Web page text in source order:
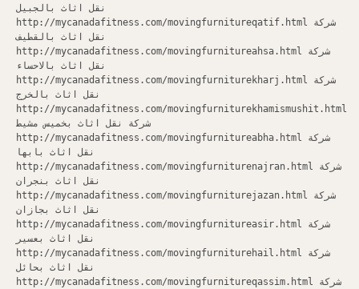
نقل اثاث بالجبيل
http://mycanadafitness.com/movingfurnitureqatif.html شركة
نقل اثاث بالقطيف
http://mycanadafitness.com/movingfurnitureahsa.html شركة
نقل اثاث بالاحساء
http://mycanadafitness.com/movingfurniturekharj.html شركة
نقل اثاث بالخرج
http://mycanadafitness.com/movingfurniturekhamismushit.html
شركة نقل اثاث بخميس مشيط
http://mycanadafitness.com/movingfurnitureabha.html شركة
نقل اثاث بابها
http://mycanadafitness.com/movingfurniturenajran.html شركة
نقل اثاث بنجران
http://mycanadafitness.com/movingfurniturejazan.html شركة
نقل اثاث بجازان
http://mycanadafitness.com/movingfurnitureasir.html شركة
نقل اثاث بعسير
http://mycanadafitness.com/movingfurniturehail.html شركة
نقل اثاث بحائل
http://mycanadafitness.com/movingfurnitureqassim.html شركة